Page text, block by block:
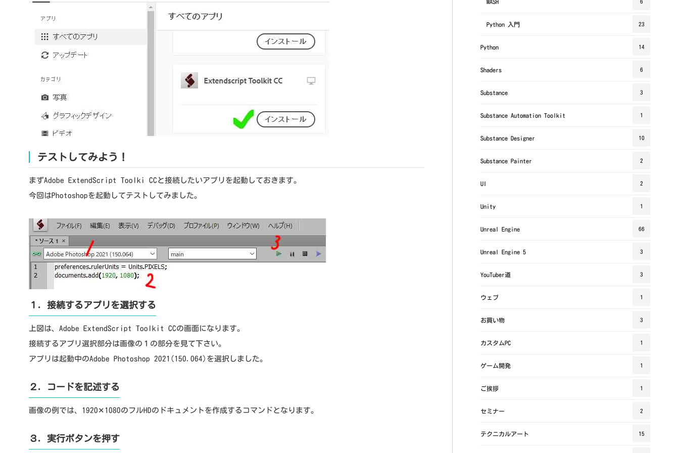
テストしてみよう！
まずAdobe ExtendScript Toolki CCと接続したいアプリを起動しておきます。
今回はPhotoshopを起動してテストしてみました。
１．接続するアプリを選択する
上図は、Adobe ExtendScript Toolkit CCの画面になります。
接続するアプリ選択部分は画像の１の部分を見て下さい。
アプリは起動中のAdobe Photoshop 2021(150.064)を選択しました。
２．コードを記述する
画像の例では、1920✕1080のフルHDのドキュメントを作成するコマンドとなります。
３．実行ボタンを押す
MASH 6
Python 入門 23
Python 14
Shaders 6
Substance 3
Substance Automation Toolkit 1
Substance Designer 10
Substance Painter 2
UI 2
Unity 1
Unreal Engine 66
Unreal Engine 5 3
YouTuber道 3
ウェブ 1
お買い物 3
カスタムPC 1
ゲーム開発 1
ご挨拶 1
セミナー 2
テクニカルアート 15